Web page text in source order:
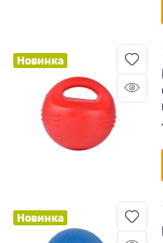
Новинка
Новинка